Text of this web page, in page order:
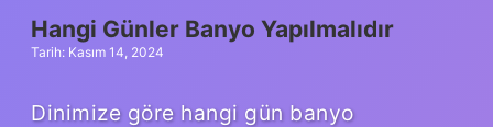
Hangi Günler Banyo Yapılmalıdır
Tarih: Kasım 14, 2024
Dinimize göre hangi gün banyo